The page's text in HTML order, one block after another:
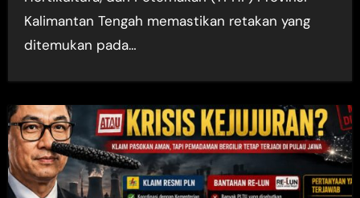
Kalimantan Tengah memastikan retakan yang
ditemukan pada…